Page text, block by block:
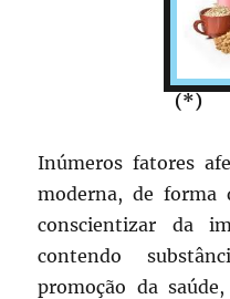
(*)
Inúmeros fatores
moderna, de forma
conscientizar da
contendo
promoção da